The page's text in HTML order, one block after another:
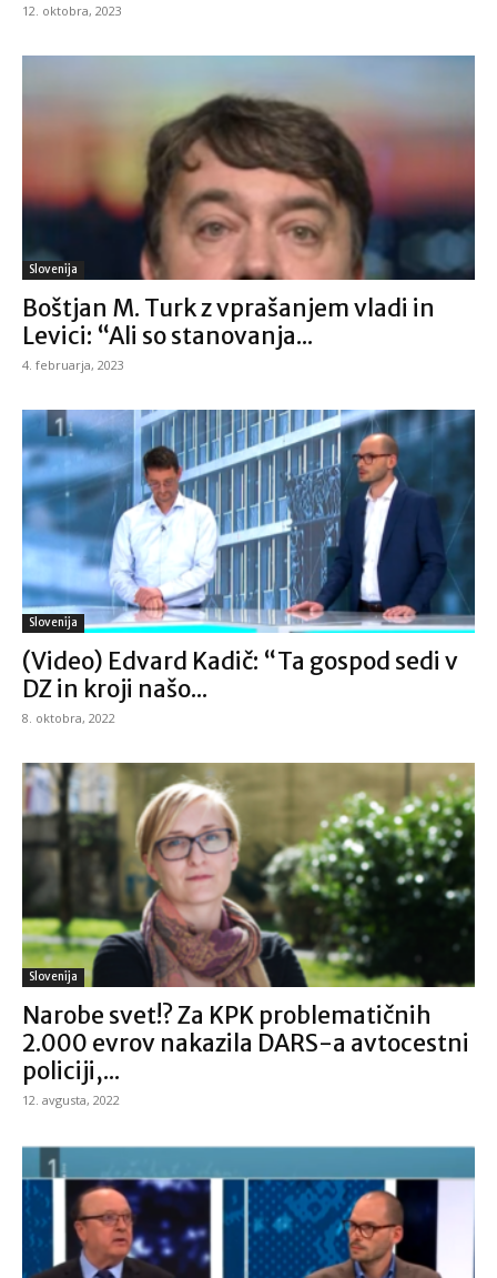
12. oktobra, 2023
Slovenija
Boštjan M. Turk z vprašanjem vladi in
Levici: “Ali so stanovanja...
4. februarja, 2023
Slovenija
(Video) Edvard Kadič: “Ta gospod sedi v
DZ in kroji našo...
8. oktobra, 2022
Slovenija
Narobe svet!? Za KPK problematičnih
2.000 evrov nakazila DARS-a avtocestni
policiji,...
12. avgusta, 2022